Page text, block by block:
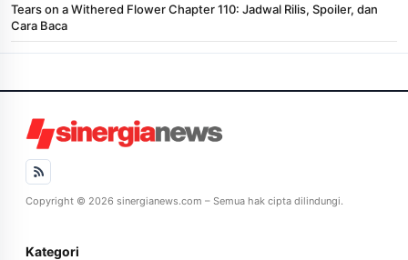
Tears on a Withered Flower Chapter 110: Jadwal Rilis, Spoiler, dan
Cara Baca
Copyright © 2026 sinergianews.com – Semua hak cipta dilindungi.
Kategori